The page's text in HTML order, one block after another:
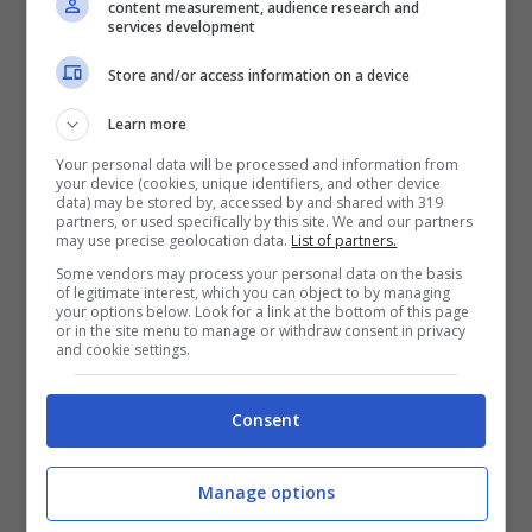
content measurement, audience research and
services development
Store and/or access information on a device
Learn more
Your personal data will be processed and information from
your device (cookies, unique identifiers, and other device
data) may be stored by, accessed by and shared with 319
partners, or used specifically by this site. We and our partners
may use precise geolocation data. List of partners.
Some vendors may process your personal data on the basis
of legitimate interest, which you can object to by managing
your options below. Look for a link at the bottom of this page
or in the site menu to manage or withdraw consent in privacy
and cookie settings.
Consent
Manage options